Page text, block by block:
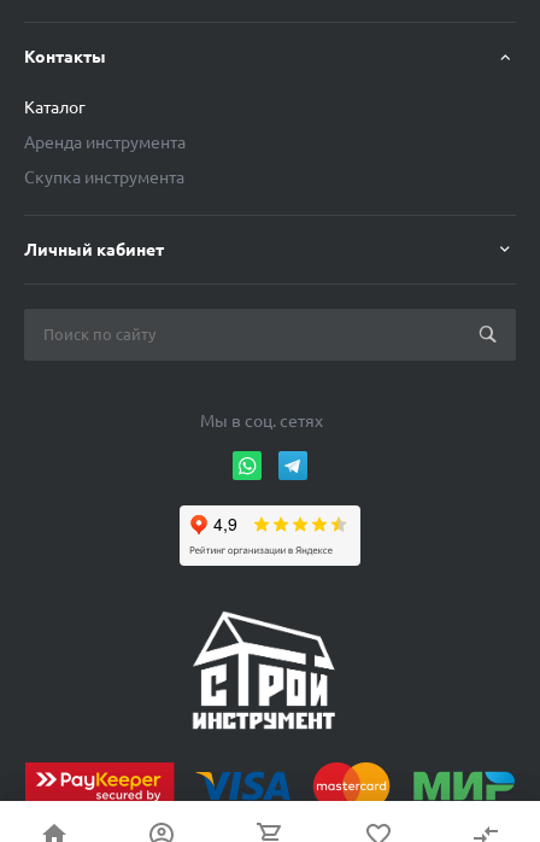
Контакты
Каталог
Аренда инструмента
Скупка инструмента
Личный кабинет
Мы в соц. сетях